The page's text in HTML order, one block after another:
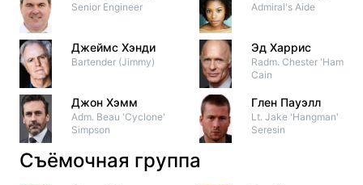
Senior Engineer
Джеймс Хэнди
Bartender (Jimmy)
Джон Хэмм
Adm. Beau 'Cyclone'
Simpson
Admiral's Aide
Эд Харрис
Radm. Chester 'Hammer'
Cain
Глен Пауэлл
Lt. Jake 'Hangman'
Seresin
Съёмочная группа